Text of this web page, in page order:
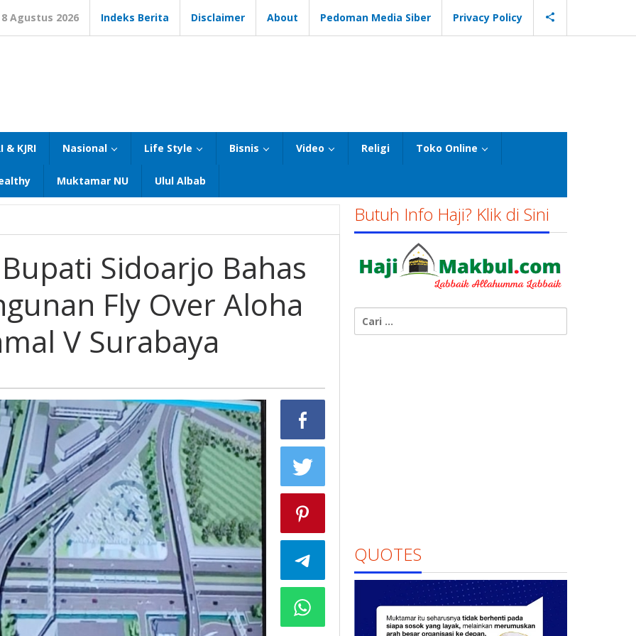
8 Agustus 2026 Indeks Berita Disclaimer About Pedoman Media Siber Privacy Policy
& KJRI Nasional Life Style Bisnis Video Religi Toko Online
Muktamar NU Ulul Albab
Sidoarjo Bahas
Fly Over Aloha
V Surabaya
Butuh Info Haji? Klik di Sini
untuk:
QUOTES